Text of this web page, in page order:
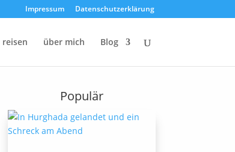
Impressum Datenschutzerklärung
über mich Blog
Populär